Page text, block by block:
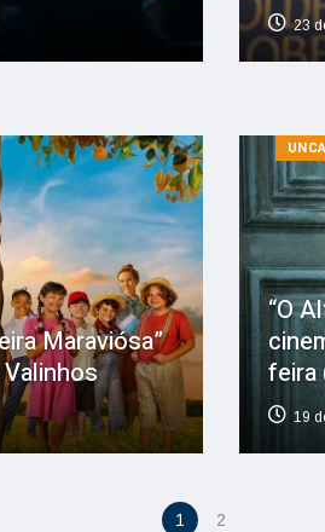
23
Maraviósa”
“O
feira
19
1 2